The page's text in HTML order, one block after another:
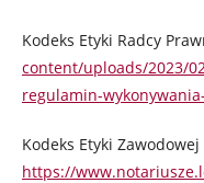
Kodeks Etyki Radcy
content/uploads/2023/
regulamin-
Kodeks Etyki
https://